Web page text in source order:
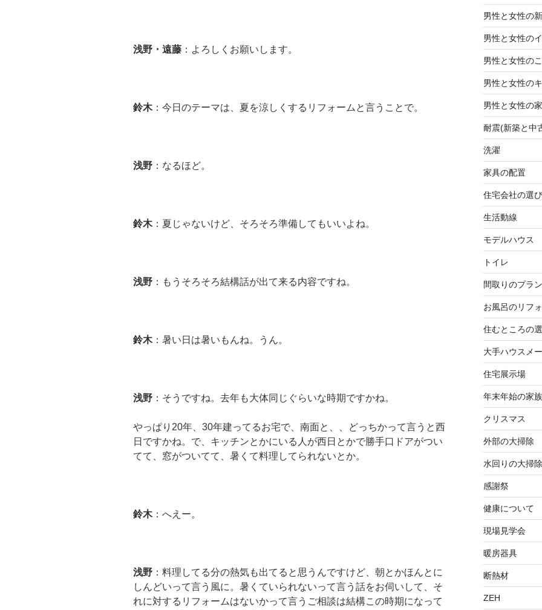
浅野・遠藤 ：よろしくお願いします。
鈴木：今日のテーマは、夏を涼しくするリフォームと言うことで。
浅野 ：なるほど。
鈴木：夏じゃないけど、そろそろ準備してもいいよね。
浅野 ：もうそろそろ結構話が出て来る内容ですね。
鈴木：暑い日は暑いもんね。うん。
浅野 ：そうですね。去年も大体同じぐらいな時期ですかね。
やっぱり20年、30年建ってるお宅で、南面と、、どっちかって言うと西
日ですかね。で、キッチンとかにいる人が西日とかで勝手口ドアがつい
てて、窓がついてて、暑くて料理してられないとか。
鈴木：へえー。
浅野 ：料理してる分の熱気も出てると思うんですけど、朝とかほんとに
しんどいって言う風に。暑くていられないって言う話をお伺いして、そ
れに対するリフォームはないかって言うご相談は結構この時期になって
男性と女性の
男性と女性の
男性と女性の
男性と女性の
男性と女性の
耐震(新築と中
洗濯
家具の配置
住宅会社の選
生活動線
モデルハウス
トイレ
間取りのプラ
お風呂のリフ
住むところの
大手ハウスメ
住宅展示場
年末年始の家
クリスマス
外部の大掃除
水回りの大掃除
感謝祭
健康について
現場見学会
暖房器具
断熱材
ZEH